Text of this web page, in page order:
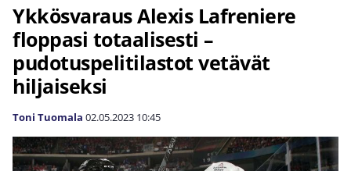
Ykkösvaraus Alexis Lafreniere
floppasi totaalisesti –
pudotuspelitilastot vetävät
hiljaiseksi
Toni Tuomala 02.05.2023 10:45